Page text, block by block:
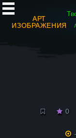
АРТ
ИЗОБРАЖЕНИЯ
0